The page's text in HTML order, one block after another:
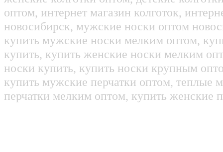
оптом, интернет магазин колготок,
новосибирск, мужские носки оптом
купить мужские носки мелким оптом,
купить, купить женские носки мелким
носки купить, купить носки крупным
купить мужские перчатки оптом, теплые
перчатки мелким оптом, купить женские